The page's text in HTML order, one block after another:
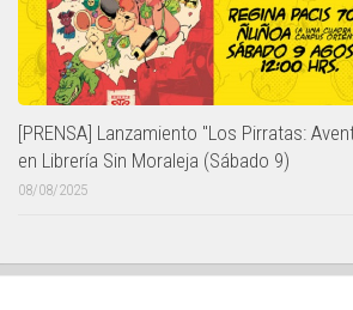
[PRENSA] Lanzamiento "Los Pirratas:
en Librería Sin Moraleja (Sábado 9)
08/08/2025